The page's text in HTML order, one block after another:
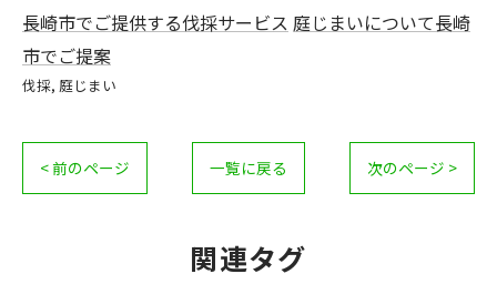
長崎市でご提供する伐採サービス 庭じまいについて長崎
市でご提案
伐採 庭じまい
< 前のページ 一覧に戻る 次のページ >
関連タグ